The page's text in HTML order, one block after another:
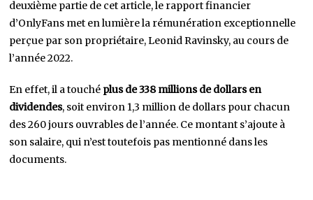
deuxième partie de cet article, le rapport financier
d’OnlyFans met en lumière la rémunération exceptionnelle
perçue par son propriétaire, Leonid Ravinsky, au cours de
l’année 2022.
En effet, il a touché plus de 338 millions de dollars en
dividendes, soit environ 1,3 million de dollars pour chacun
des 260 jours ouvrables de l’année. Ce montant s’ajoute à
son salaire, qui n’est toutefois pas mentionné dans les
documents.